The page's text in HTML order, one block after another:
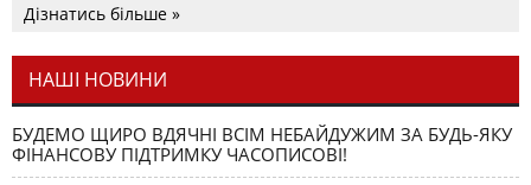
Дізнатись більше »
НАШІ НОВИНИ
БУДЕМО ЩИРО ВДЯЧНІ ВСІМ НЕБАЙДУЖИМ ЗА БУДЬ-ЯКУ
ФІНАНСОВУ ПІДТРИМКУ ЧАСОПИСОВІ!